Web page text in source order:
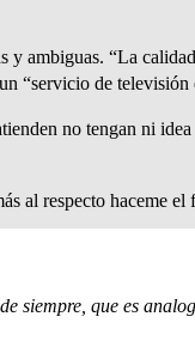
y ambiguas. “La
“servicio de televisión
no tengan ni
al respecto haceme
siempre, que es